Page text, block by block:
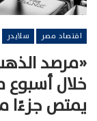
اقتصاد مصر سلايدر
يمتص جزءًا